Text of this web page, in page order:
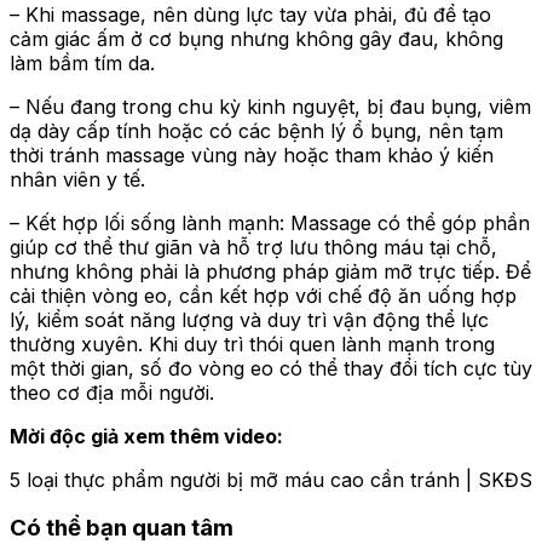
– Khi massage, nên dùng lực tay vừa phải, đủ để tạo
cảm giác ấm ở cơ bụng nhưng không gây đau, không
làm bầm tím da.
– Nếu đang trong chu kỳ kinh nguyệt, bị đau bụng, viêm
dạ dày cấp tính hoặc có các bệnh lý ổ bụng, nên tạm
thời tránh massage vùng này hoặc tham khảo ý kiến
nhân viên y tế.
– Kết hợp lối sống lành mạnh: Massage có thể góp phần
giúp cơ thể thư giãn và hỗ trợ lưu thông máu tại chỗ,
nhưng không phải là phương pháp giảm mỡ trực tiếp. Để
cải thiện vòng eo, cần kết hợp với chế độ ăn uống hợp
lý, kiểm soát năng lượng và duy trì vận động thể lực
thường xuyên. Khi duy trì thói quen lành mạnh trong
một thời gian, số đo vòng eo có thể thay đổi tích cực tùy
theo cơ địa mỗi người.
Mời độc giả xem thêm video:
5 loại thực phẩm người bị mỡ máu cao cần tránh | SKĐS
Có thể bạn quan tâm